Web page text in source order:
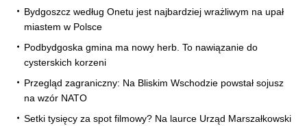
Bydgoszcz według Onetu jest najbardziej wrażliwym na upał
miastem w Polsce
Podbydgoska gmina ma nowy herb. To nawiązanie do
cysterskich korzeni
Przegląd zagraniczny: Na Bliskim Wschodzie powstał sojusz
na wzór NATO
Setki tysięcy za spot filmowy? Na laurce Urząd Marszałkowski